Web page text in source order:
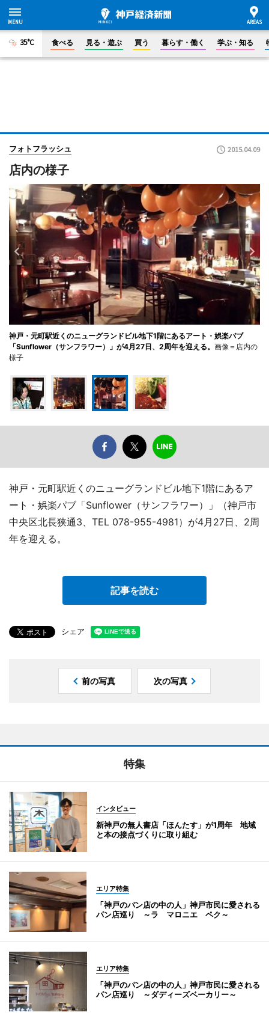
35°C 食べる 見る・遊ぶ 買う 暮らす・働く 学ぶ・知る
フォトフラッシュ 2015.04.09
店内の様子
神戸・元町駅近くのニューグランドビル地下1階にあるアート・娯楽パブ
「Sunflower（サンフラワー）」が4月27日、2周年を迎える。 画像＝店内の
様子
神戸・元町駅近くのニューグランドビル地下1階にあるア
ート・娯楽パブ「Sunflower（サンフラワー）」（神戸市
中央区北長狭通3、TEL 078-955-4981）が4月27日、2周
年を迎える。
記事を読む
シェア
前の写真 次の写真
特集
インタビュー
新神戸の無人書店「ほんたす」が1周年 地域
と本の接点づくりに取り組む
エリア特集
「神戸のパン店の中の人」神戸市民に愛される
パン店巡り ～ラ マロニエ ペク～
エリア特集
「神戸のパン店の中の人」神戸市民に愛される
パン店巡り ～ダディーズベーカリー～